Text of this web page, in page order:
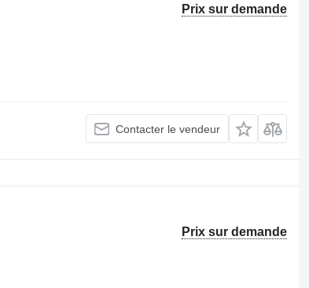
Prix sur demande
Contacter le vendeur
Prix sur demande